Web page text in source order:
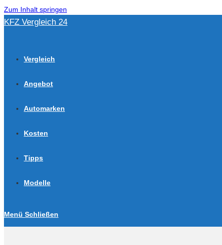
Zum Inhalt springen
KFZ Vergleich 24
Vergleich
Angebot
Automarken
Kosten
Tipps
Modelle
Menü Schließen